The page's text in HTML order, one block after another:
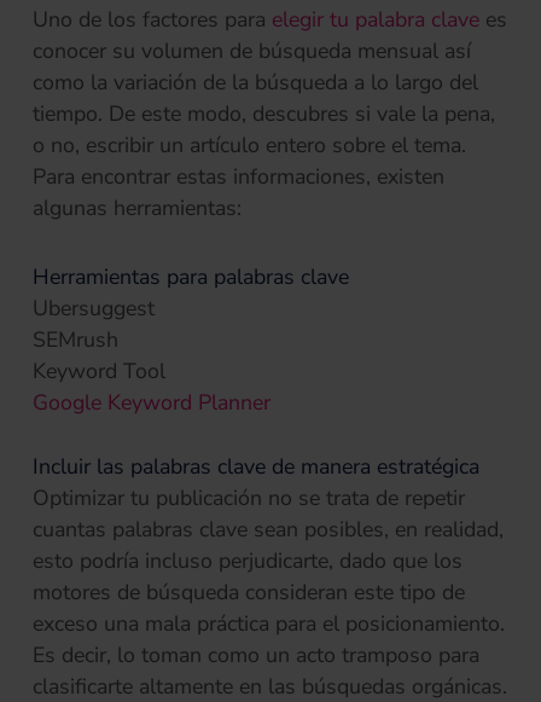
Uno de los factores para elegir tu palabra clave es
conocer su volumen de búsqueda mensual así
como la variación de la búsqueda a lo largo del
tiempo. De este modo, descubres si vale la pena,
o no, escribir un artículo entero sobre el tema.
Para encontrar estas informaciones, existen
algunas herramientas:
Herramientas para palabras clave
Ubersuggest
SEMrush
Keyword Tool
Google Keyword Planner(se abre en una pestaña
Incluir las palabras clave de manera estratégica
Optimizar tu publicación no se trata de repetir
cuantas palabras clave sean posibles, en realidad,
esto podría incluso perjudicarte, dado que los
motores de búsqueda consideran este tipo de
exceso una mala práctica para el posicionamiento.
Es decir, lo toman como un acto tramposo para
clasificarte altamente en las búsquedas orgánicas.